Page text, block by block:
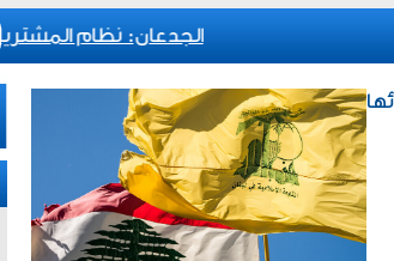
الجدعان: نظام المشتريات